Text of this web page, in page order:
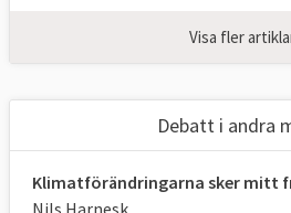
jmf. 1990 (ETS +
ESR)
Upptag av
198
Visa fler
Debatt i andra
Klimatförändringarna sker mitt
Nils Harnesk